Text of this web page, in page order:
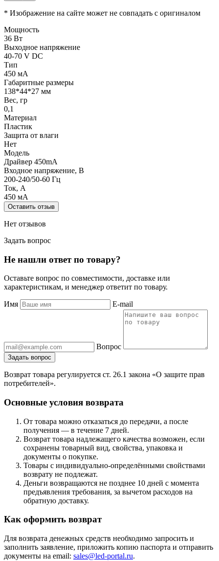
* Изображение на сайте может не совпадать с оригиналом
Мощность
36 Вт
Выходное напряжение
40-70 V DC
Тип
450 мА
Габаритные размеры
138*44*27 мм
Вес, гр
0,1
Материал
Пластик
Защита от влаги
Нет
Модель
Драйвер 450mA
Входное напряжение, В
200-240/50-60 Гц
Ток, А
450 мА
Оставить отзыв
Нет отзывов
Задать вопрос
Не нашли ответ по товару?
Оставьте вопрос по совместимости, доставке или
характеристикам, и менеджер ответит по товару.
Имя E-mail
Вопрос
Задать вопрос
Возврат товара регулируется ст. 26.1 закона «О защите прав
потребителей».
Основные условия возврата
От товара можно отказаться до передачи, а после
получения — в течение 7 дней.
Возврат товара надлежащего качества возможен, если
сохранены товарный вид, свойства, упаковка и
документы о покупке.
Товары с индивидуально-определёнными свойствами
возврату не подлежат.
Деньги возвращаются не позднее 10 дней с момента
предъявления требования, за вычетом расходов на
обратную доставку.
Как оформить возврат
Для возврата денежных средств необходимо запросить и
заполнить заявление, приложить копию паспорта и отправить
документы на email: sales@led-portal.ru.